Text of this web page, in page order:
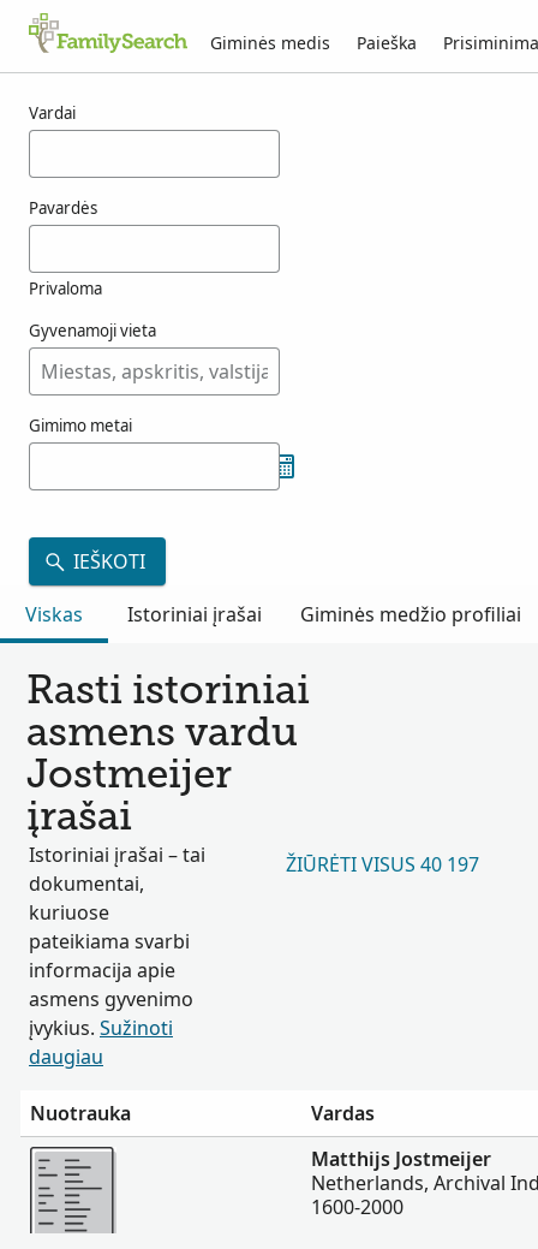
Giminės medis Paieška
Vardai
Pavardės
Privaloma
Gyvenamoji vieta
Gimimo metai
IEŠKOTI
Viskas
Istoriniai įrašai Giminės medžio profiliai
Rasti istoriniai
asmens vardu
Jostmeijer
įrašai
Istoriniai įrašai – tai
dokumentai,
kuriuose
pateikiama svarbi
informacija apie
asmens gyvenimo
įvykius. Sužinoti
daugiau
ŽIŪRĖTI VISUS 40 197
Nuotrauka
Vardas
Daugiau
Matthijs Jostmeijer
Netherlands, Archival
1600-2000